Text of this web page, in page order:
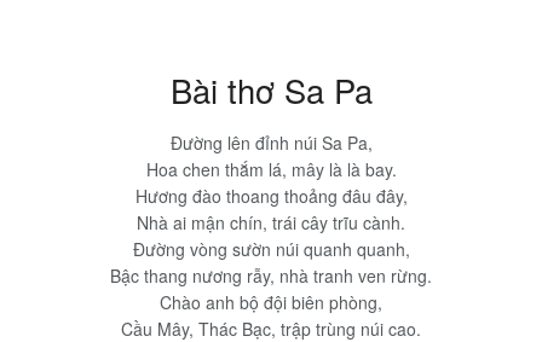
Bài thơ Sa Pa
Đường lên đỉnh núi Sa Pa,
Hoa chen thắm lá, mây là là bay.
Hương đào thoang thoảng đâu đây,
Nhà ai mận chín, trái cây trĩu cành.
Đường vòng sườn núi quanh quanh,
Bậc thang nương rẫy, nhà tranh ven rừng.
Chào anh bộ đội biên phòng,
Cầu Mây, Thác Bạc, trập trùng núi cao.